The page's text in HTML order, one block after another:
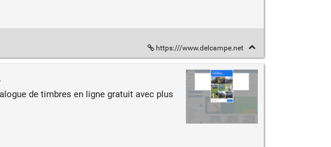
https:///www.delcampe.net
de timbres en ligne gratuit avec plus